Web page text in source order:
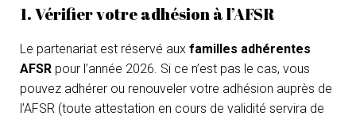
1. Vérifier votre adhésion à l’AFSR
Le partenariat est réservé aux familles adhérentes
AFSR pour l’année 2026. Si ce n’est pas le cas, vous
pouvez adhérer ou renouveler votre adhésion auprès de
l’AFSR (toute attestation en cours de validité servira de